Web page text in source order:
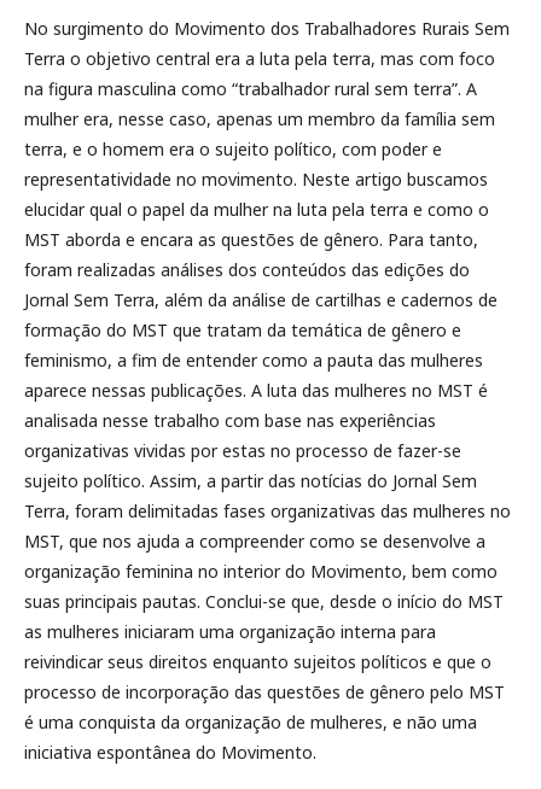
No surgimento do Movimento dos Trabalhadores Rurais Sem
Terra o objetivo central era a luta pela terra, mas com foco
na figura masculina como “trabalhador rural sem terra”. A
mulher era, nesse caso, apenas um membro da família sem
terra, e o homem era o sujeito político, com poder e
representatividade no movimento. Neste artigo buscamos
elucidar qual o papel da mulher na luta pela terra e como o
MST aborda e encara as questões de gênero. Para tanto,
foram realizadas análises dos conteúdos das edições do
Jornal Sem Terra, além da análise de cartilhas e cadernos de
formação do MST que tratam da temática de gênero e
feminismo, a fim de entender como a pauta das mulheres
aparece nessas publicações. A luta das mulheres no MST é
analisada nesse trabalho com base nas experiências
organizativas vividas por estas no processo de fazer-se
sujeito político. Assim, a partir das notícias do Jornal Sem
Terra, foram delimitadas fases organizativas das mulheres no
MST, que nos ajuda a compreender como se desenvolve a
organização feminina no interior do Movimento, bem como
suas principais pautas. Conclui-se que, desde o início do MST
as mulheres iniciaram uma organização interna para
reivindicar seus direitos enquanto sujeitos políticos e que o
processo de incorporação das questões de gênero pelo MST
é uma conquista da organização de mulheres, e não uma
iniciativa espontânea do Movimento.